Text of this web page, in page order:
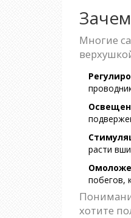
Многие
расти
побегов,
хотите